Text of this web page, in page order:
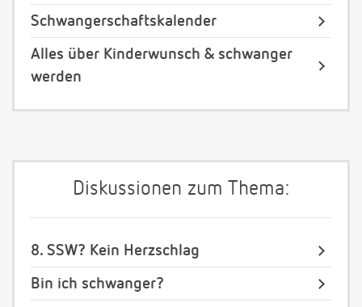
Schwangerschaftskalender
Alles über Kinderwunsch & schwanger
werden
Diskussionen zum Thema:
8. SSW? Kein Herzschlag
Bin ich schwanger?